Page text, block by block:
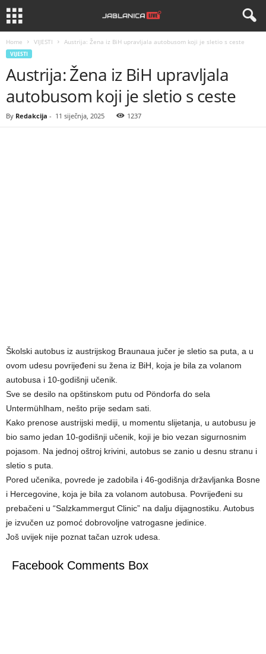
Home VIJESTI Austrija: Žena iz BiH upravljala autobusom koji je sletio s ceste
VIJESTI
Austrija: Žena iz BiH upravljala
autobusom koji je sletio s ceste
By Redakcija - 11 siječnja, 2025 1237
Školski autobus iz austrijskog Braunaua jučer je sletio sa puta, a u
ovom udesu povrijeđeni su žena iz BiH, koja je bila za volanom
autobusa i 10-godišnji učenik.
Sve se desilo na opštinskom putu od Pöndorfa do sela
Untermühlham, nešto prije sedam sati.
Kako prenose austrijski mediji, u momentu slijetanja, u autobusu je
bio samo jedan 10-godišnji učenik, koji je bio vezan sigurnosnim
pojasom. Na jednoj oštroj krivini, autobus se zanio u desnu stranu i
sletio s puta.
Pored učenika, povrede je zadobila i 46-godišnja državljanka Bosne
i Hercegovine, koja je bila za volanom autobusa. Povrijeđeni su
prebačeni u “Salzkammergut Clinic” na dalju dijagnostiku. Autobus
je izvučen uz pomoć dobrovoljne vatrogasne jedinice.
Još uvijek nije poznat tačan uzrok udesa.
Facebook Comments Box